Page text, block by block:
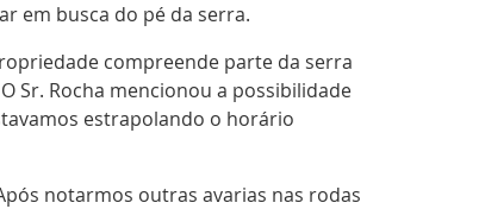
em busca do pé da serra.
compreende parte da serra
Sr. Rocha mencionou a possibilidade
estrapolando o horário
notarmos outras avarias nas rodas